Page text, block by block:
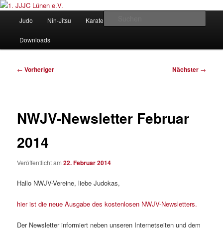
Zum
springen1. JJJC Lünen e.V.
Judo und Ninjitsu
Judo Nin-Jitsu Karate
Downloads
Beitragsnavigation
← Vorheriger Nächster →
NWJV-Newsletter Februar
2014
Veröffentlicht am22. Februar 2014
Hallo NWJV-Vereine, liebe Judokas,
hier ist die neue Ausgabe des kostenlosen NWJV-Newsletters.
Der Newsletter informiert neben unseren Internetseiten und dem